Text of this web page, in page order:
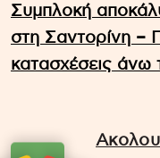
Συμπλοκή
στη Σαντορίνη –
κατασχέσεις άνω